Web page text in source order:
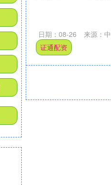
日期：08-26 来源：
证通配资